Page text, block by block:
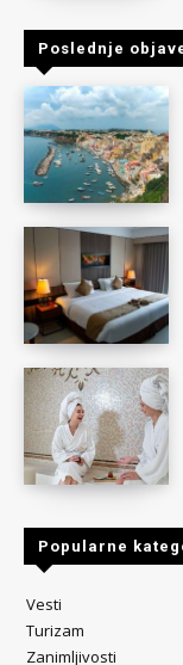
Poslednje
Popularne
Vesti
Turizam
Zanimljivosti